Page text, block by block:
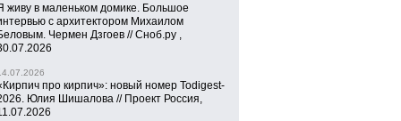
живу в маленьком домике. Большое
с архитектором Михаилом
Чермен Дзгоев // Сноб.ру ,
про кирпич»: новый номер Todigest-
Юлия Шишалова // Проект Россия,